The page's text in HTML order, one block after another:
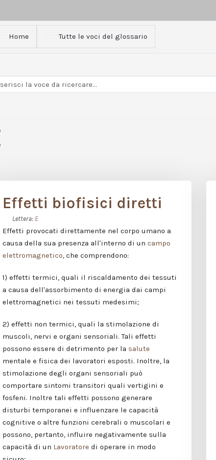
Home Tutte le voci del glossario
Effetti biofisici diretti
Lettera: E
Effetti provocati direttamente nel corpo umano a
causa della sua presenza all'interno di un campo
elettromagnetico, che comprendono:
1) effetti termici, quali il riscaldamento dei tessuti
a causa dell'assorbimento di energia dai campi
elettromagnetici nei tessuti medesimi;
2) effetti non termici, quali la stimolazione di
muscoli, nervi e organi sensoriali. Tali effetti
possono essere di detrimento per la salute
mentale e fisica dei lavoratori esposti. Inoltre, la
stimolazione degli organi sensoriali può
comportare sintomi transitori quali vertigini e
fosfeni. Inoltre tali effetti possono generare
disturbi temporanei e influenzare le capacità
cognitive o altre funzioni cerebrali o muscolari e
possono, pertanto, influire negativamente sulla
capacità di un Lavoratore di operare in modo